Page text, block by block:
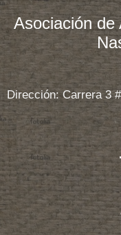
Asociación de
Dirección: Carrera 3